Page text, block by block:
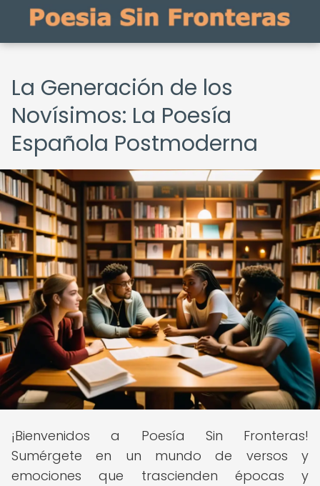
La Generación de los
Novísimos: La Poesía
Española Postmoderna
¡Bienvenidos a Poesía Sin Fronteras!
Sumérgete en un mundo de versos y
emociones que trascienden épocas y